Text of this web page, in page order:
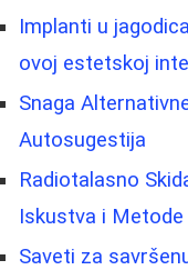
Implanti u
ovoj estetskoj
Snaga
Autosugestija
Radiotalasno
Iskustva i Metode
Saveti za